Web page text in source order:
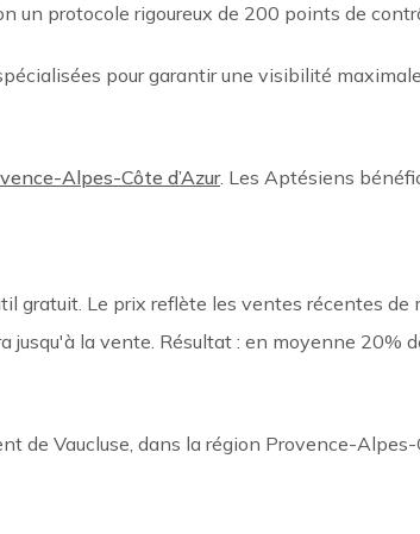
un protocole rigoureux de 200 points de
pour garantir une visibilité
Alpes-Côte d’Azur. Les Aptésiens
gratuit. Le prix reflète les ventes récentes de
la vente. Résultat : en moyenne 20%
de Vaucluse, dans la région Provence-Alpes-